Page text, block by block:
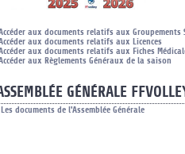
aux documents relatifs aux Groupements
aux documents relatifs aux Licences
aux documents relatifs aux Fiches
aux Règlements Généraux de la saison
GÉNÉRALE
documents de l'Assemblée Générale